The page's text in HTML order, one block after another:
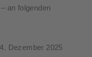
an folgenden
Dezember 2025